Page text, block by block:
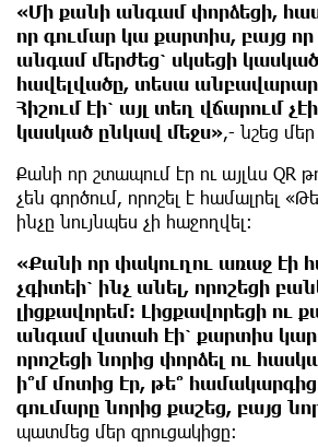
«Մի քանի անգամ փորձեցի,
որ գումար կա քարտիս, բայց
անգամ մերժեց՝ սկսեցի
հավելվածը, տեսա անբավարար
Հիշում էի՝ այլ տեղ վճարում
կասկած ընկավ մեջս»,- նշեց մեր
Քանի որ շտապում էր ու այլևս QR
չեն գործում, որոշել է համալրել
ինչը նույնպես չի հաջողվել։
«Քանի որ փակուղու առաջ էի
չգիտեի՝ ինչ անել, որոշեցի
լիցքավորեմ։ Լիցքավորեցի ու
անգամ վստահ էի՝ քարտիս
որոշեցի նորից փորձել ու
ի՞մ մոտից էր, թե՞
գումարը նորից քաշեց, բայց
պատմեց մեր զրուցակիցը։